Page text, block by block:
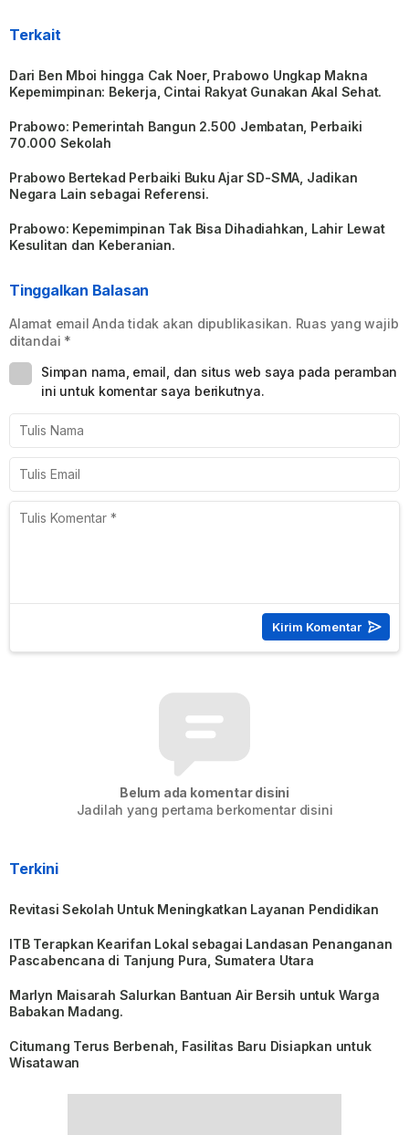
Terkait
Dari Ben Mboi hingga Cak Noer, Prabowo Ungkap Makna
Kepemimpinan: Bekerja, Cintai Rakyat Gunakan Akal Sehat.
Prabowo: Pemerintah Bangun 2.500 Jembatan, Perbaiki
70.000 Sekolah
Prabowo Bertekad Perbaiki Buku Ajar SD-SMA, Jadikan
Negara Lain sebagai Referensi.
Prabowo: Kepemimpinan Tak Bisa Dihadiahkan, Lahir Lewat
Kesulitan dan Keberanian.
Tinggalkan Balasan
Alamat email Anda tidak akan dipublikasikan. Ruas yang wajib
ditandai *
Simpan nama, email, dan situs web saya pada peramban
ini untuk komentar saya berikutnya.
Belum ada komentar disini
Jadilah yang pertama berkomentar disini
Terkini
Revitasi Sekolah Untuk Meningkatkan Layanan Pendidikan
ITB Terapkan Kearifan Lokal sebagai Landasan Penanganan
Pascabencana di Tanjung Pura, Sumatera Utara
Marlyn Maisarah Salurkan Bantuan Air Bersih untuk Warga
Babakan Madang.
Citumang Terus Berbenah, Fasilitas Baru Disiapkan untuk
Wisatawan